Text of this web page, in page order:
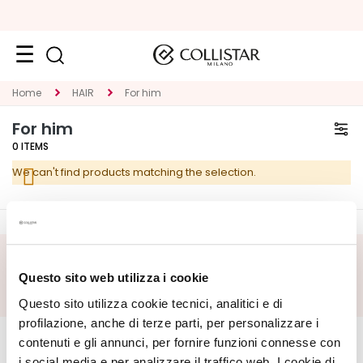
Questo sito web utilizza i cookie
Questo sito utilizza cookie tecnici, analitici e di
profilazione, anche di terze parti, per personalizzare i
contenuti e gli annunci, per fornire funzioni connesse con
Face
C
A
T
E
O
S
p
e
c
Home HAIR For him
For him
0 ITEMS
We can't find products matching the selection.
CORPORATE
About Us
MY PROFILE
Account Information